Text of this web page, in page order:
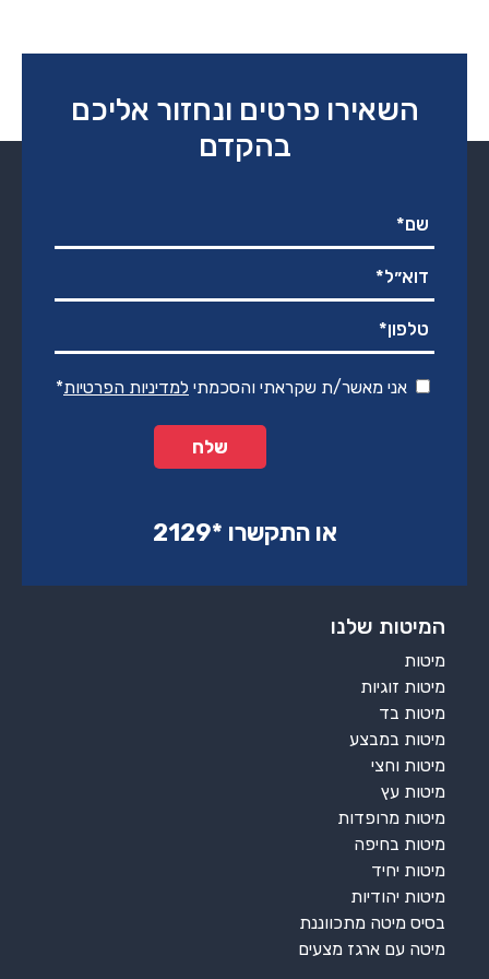
השאירו פרטים ונחזור אליכם
בהקדם
אני מאשר/ת שקראתי והסכמתי למדיניות הפרטיות*
או התקשרו ‏*2129‏
המיטות שלנו
מיטות
מיטות זוגיות
מיטות בד
מיטות במבצע
מיטות וחצי
מיטות עץ
מיטות מרופדות
מיטות בחיפה
מיטות יחיד
מיטות יהודיות
בסיס מיטה מתכווננת
מיטה עם ארגז מצעים